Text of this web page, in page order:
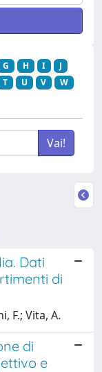
G H I
J
T U V
W
Dati
di
F.; Vita, A.
di
e